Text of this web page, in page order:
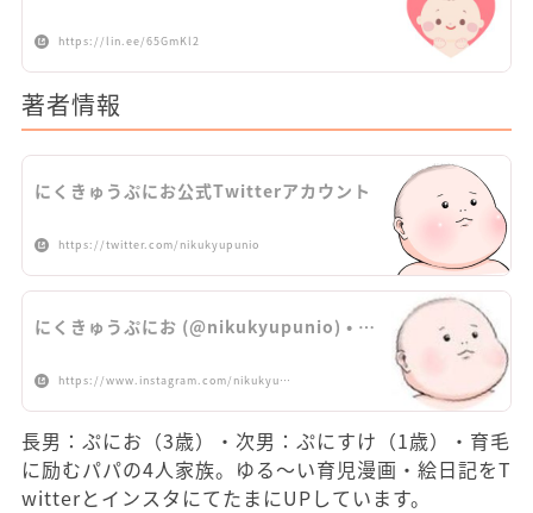
https://lin.ee/65GmKl2
著者情報
にくきゅうぷにお公式Twitterアカウント
https://twitter.com/nikukyupunio
にくきゅうぷにお (@nikukyupunio) • …
https://www.instagram.com/nikukyu…
長男：ぷにお（3歳）・次男：ぷにすけ（1歳）・育毛
に励むパパの4人家族。ゆる～い育児漫画・絵日記をT
witterとインスタにてたまにUPしています。